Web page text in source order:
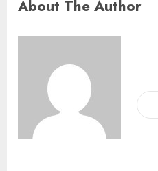
About The Author